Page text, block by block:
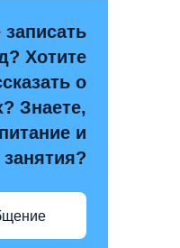
Хотите
о
Знаете,
и
занятия?